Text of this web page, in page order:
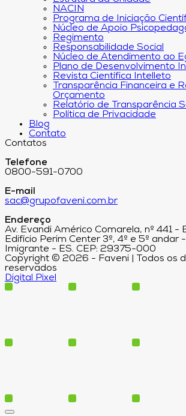
NACIN
Programa de Iniciação
Núcleo de Apoio
Regimento
Responsabilidade Social
Núcleo de Atendimento ao
Plano de Desenvolvimento
Revista Científica Intelleto
Transparência Financeira e
Orçamento
Relatório de Transparência
Política de Privacidade
Blog
Contato
Contatos
Telefone
0800-591-0700
E-mail
sac@grupofaveni.com.br
Endereço
Av. Evandi Américo Comarela, nº 441 -
Edifício Perim Center 3º, 4º e 5º andar
Imigrante - ES. CEP: 29375-000
Copyright © 2026 - Faveni | Todos os
reservados
Digital Pixel